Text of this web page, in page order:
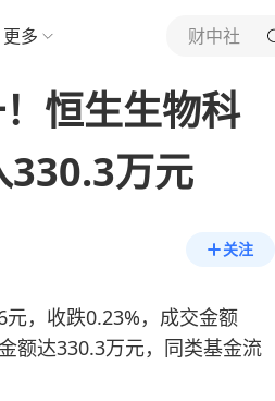
更多 财中社
恒生生物科
330.3万元
关注
元，收跌0.23%，成交金额
额达330.3万元，同类基金流